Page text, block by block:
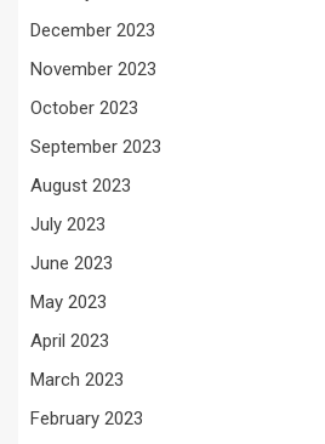
December 2023
November 2023
October 2023
September 2023
August 2023
July 2023
June 2023
May 2023
April 2023
March 2023
February 2023